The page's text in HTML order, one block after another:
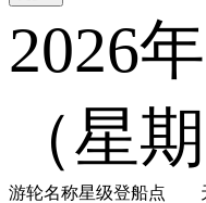
2026
（星
游轮名称星级登船点